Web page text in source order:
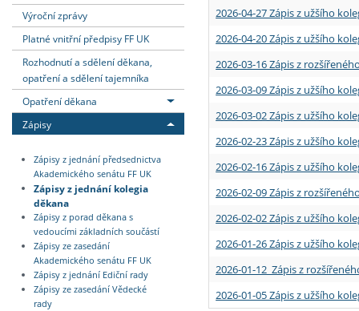
Absolventi fakulty
Vyjíždějící zaměstnanci
Výroční zprávy
Platné vnitřní předpisy FF UK
Rozhodnutí a sdělení děkana,
opatření a sdělení tajemníka
Opatření děkana
Zápisy
Zápisy z jednání předsednictva
Akademického senátu FF UK
Zápisy z jednání kolegia
děkana
Zápisy z porad děkana s
vedoucími základních součástí
Zápisy ze zasedání
Akademického senátu FF UK
Zápisy z jednání Ediční rady
Zápisy ze zasedání Vědecké
rady
2026-04-27 Zápis z užšího
2026-04-20 Zápis z užšího
2026-03-16 Zápis z
2026-03-09 Zápis z užšího
2026-03-02 Zápis z užšího
2026-02-23 Zápis z užšího
2026-02-16 Zápis z užšího
2026-02-09 Zápis z
2026-02-02 Zápis z užšího
2026-01-26 Zápis z užšího
2026-01-12 Zápis z
2026-01-05 Zápis z užšího